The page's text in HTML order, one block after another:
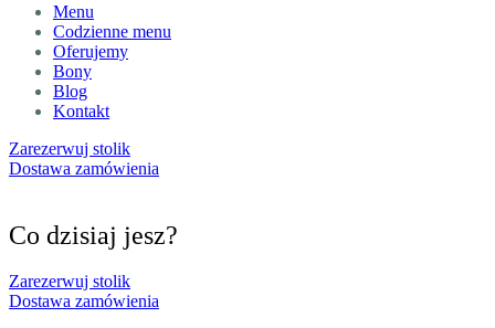
Menu
Codzienne menu
Oferujemy
Bony
Blog
Kontakt
Zarezerwuj stolik
Dostawa zamówienia
Co dzisiaj jesz?
Zarezerwuj stolik
Dostawa zamówienia